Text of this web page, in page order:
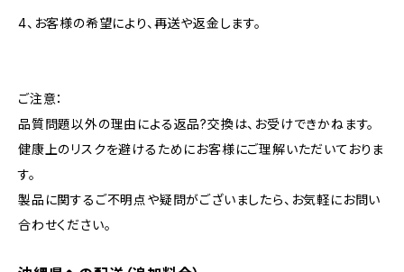
4、お客様の希望により、再送や返金します。
ご注意：
品質問題以外の理由による返品?交換は、お受けできかねます。
健康上のリスクを避けるためにお客様にご理解いただいておりま
す。
製品に関するご不明点や疑問がございましたら、お気軽にお問い
合わせください。